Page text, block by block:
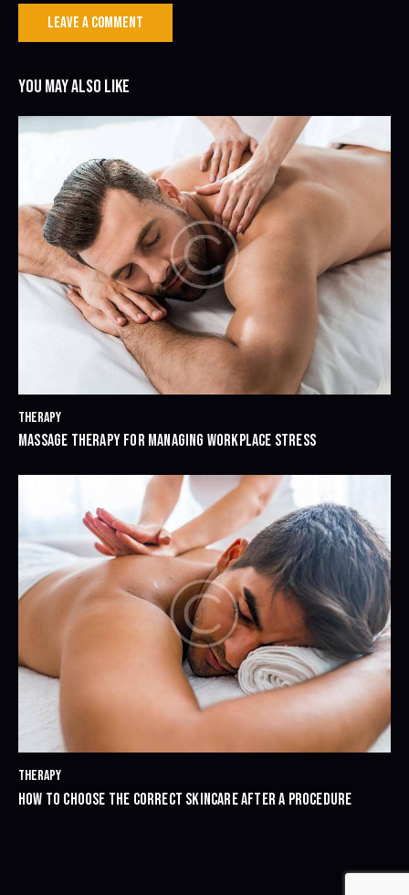
YOU MAY ALSO LIKE
THERAPY
MASSAGE THERAPY FOR MANAGING WORKPLACE STRESS
THERAPY
HOW TO CHOOSE THE CORRECT SKINCARE AFTER A PROCEDURE